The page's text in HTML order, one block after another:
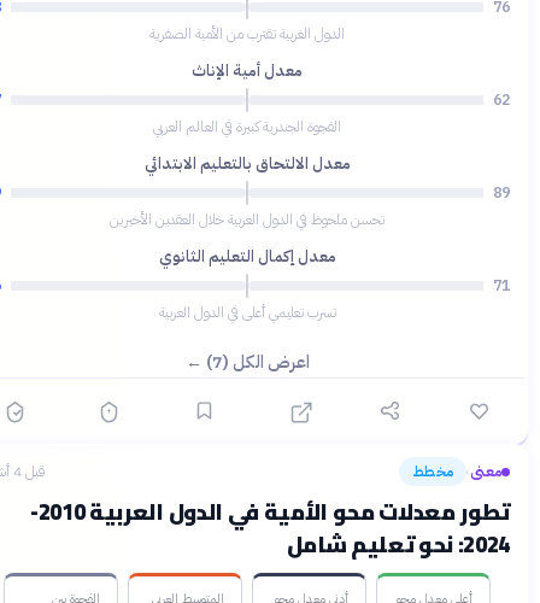
الدول الغربية تقترب من الأمية الصفرية
معدل أمية الإناث
الفجوة الجندرية كبيرة في العالم العربي
معدل الالتحاق بالتعليم الابتدائي
تحسن ملحوظ في الدول العربية خلال العقدين الأخيرين
معدل إكمال التعليم الثانوي
تسرب تعليمي أعلى في الدول العربية
اعرض الكل (7) ←
معنى› مخطط
تطور معدلات محو الأمية في الدول العربية 2010-
نحو تعليم شامل